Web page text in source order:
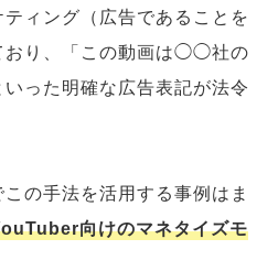
ィング（広告であることを
おり、「この動画は◯◯社の
った明確な広告表記が法令
の手法を活用する事例はま
向けのマネタイズモ